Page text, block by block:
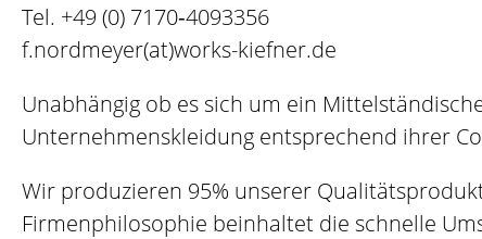
Tel. +49 (0) 7170‐4093356
f.nordmeyer(at)works-kiefner.de
Unabhängig ob es sich um ein
Unternehmenskleidung entsprechend ihrer
Wir produzieren 95% unserer
Firmenphilosophie beinhaltet die schnelle